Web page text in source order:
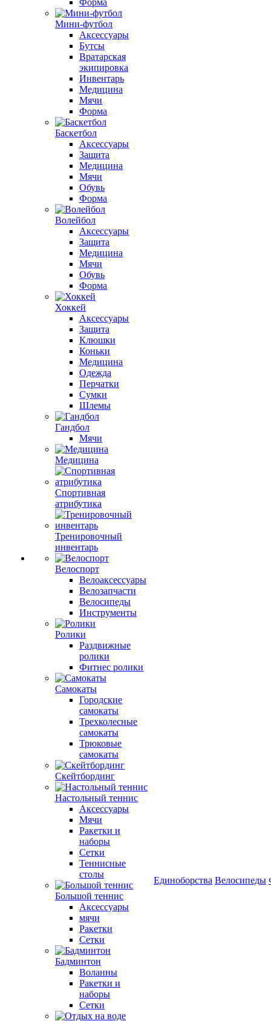
Форма
Мини-футбол
Аксессуары
Бутсы
Вратарская
экипировка
Инвентарь
Медицина
Мячи
Форма
Баскетбол
Аксессуары
Защита
Медицина
Мячи
Обувь
Форма
Волейбол
Аксессуары
Защита
Медицина
Мячи
Обувь
Форма
Хоккей
Аксессуары
Защита
Клюшки
Коньки
Медицина
Одежда
Перчатки
Сумки
Шлемы
Гандбол
Мячи
Медицина
Спортивная
атрибутика
Тренировочный
инвентарь
Велоспорт
Велоаксессуары
Велозапчасти
Велосипеды
Инструменты
Ролики
Раздвижные
ролики
Фитнес ролики
Самокаты
Городские
самокаты
Трехколесные
самокаты
Трюковые
самокаты
Скейтбординг
Настольный теннис
Аксессуары
Мячи
Ракетки и
наборы
Сетки
Теннисные
столы
Большой теннис
Аксессуары
мячи
Ракетки
Сетки
Бадминтон
Воланны
Ракетки и
наборы
Сетки
Единоборства Велосипеды